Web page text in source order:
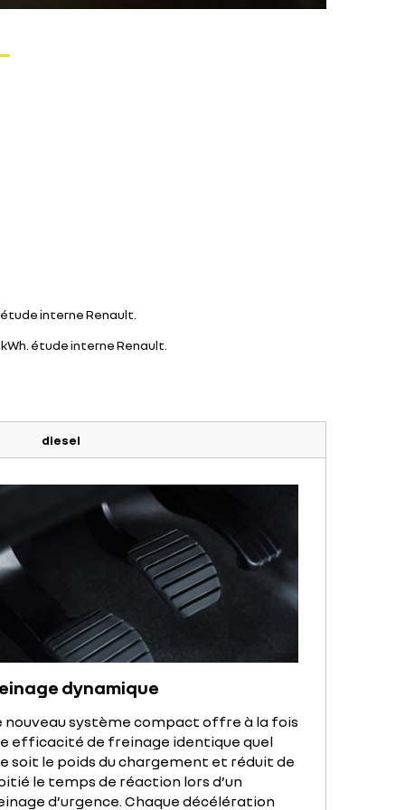
étude interne Renault.
étude interne Renault.
diesel
dynamique
nouveau système compact offre à la fois
efficacité de freinage identique quel
soit le poids du chargement et réduit de
le temps de réaction lors d’un
d’urgence. Chaque décélération